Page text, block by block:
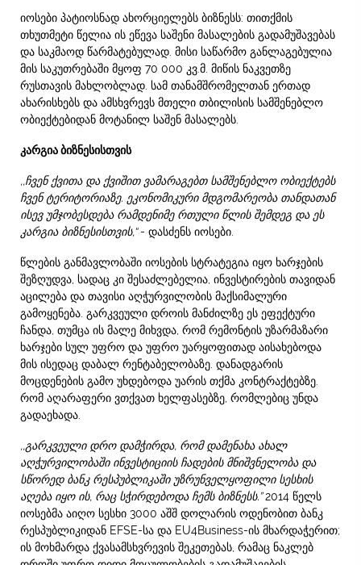
იოსები პატიოსნად ახორციელებს ბიზნესს: თითქმის
თხუთმეტი წელია ის ეწევა საშენი მასალების გადამუშავებას
და საკმაოდ წარმატებულად. მისი საწარმო განლაგებულია
მის საკუთრებაში მყოფ 70 000 კვ.მ. მიწის ნაკვეთზე
რუსთავის მახლობლად. სამ თანამშრომელთან ერთად
ახარისხებს და ამსხვრევს მთელი თბილისის სამშენებლო
ობიექტებიდან მოტანილ საშენ მასალებს.
კარგია ბიზნესისთვის
,,ჩვენ ქვითა და ქვიშით ვამარაგებთ სამშენებლო ობიექტებს
ჩვენ ტერიტორიაზე. ეკონომიკური მდგომარეობა თანდათან
ისევ უმჯობესდება რამდენიმე რთული წლის შემდეგ და ეს
კარგია ბიზნესისთვის,“- დასძენს იოსები.
წლების განმავლობაში იოსების სტრატეგია იყო ხარჯების
შეზღუდვა, სადაც კი შესაძლებელია, ინვესტირების თავიდან
აცილება და თავისი აღჭურვილობის მაქსიმალური
გამოყენება. გარკვეული დროის მანძილზე ეს ეფექტური
ჩანდა, თუმცა ის მალე მიხვდა, რომ რემონტის უზარმაზარი
ხარჯები სულ უფრო და უფრო უარყოფითად აისახებოდა
მის ისედაც დაბალ რენტაბელობაზე. დანადგარის
მოცდენების გამო უხდებოდა უარის თქმა კონტრაქტებზე.
რომ აღარაფერი ვთქვათ ხელფასებზე, რომლებიც უნდა
გადაეხადა.
,,გარკვეული დრო დამჭირდა, რომ დამენახა ახალ
აღჭურვილობაში ინვესტიციის ჩადების მნიშვნელობა და
სწორედ ბანკ რესპუბლიკაში უზრუნველყოფილი სესხის
აღება იყო ის, რაც სჭირდებოდა ჩემს ბიზნესს.”2014 წელს
იოსებმა აიღო სესხი 3000 აშშ დოლარის ოდენობით ბანკ
რესპუბლიკიდან EFSE-სა და EU4Business-ის მხარდაჭერით;
ის მოხმარდა ქვასამსხვრევის შეკეთებას, რამაც ნაკლებ